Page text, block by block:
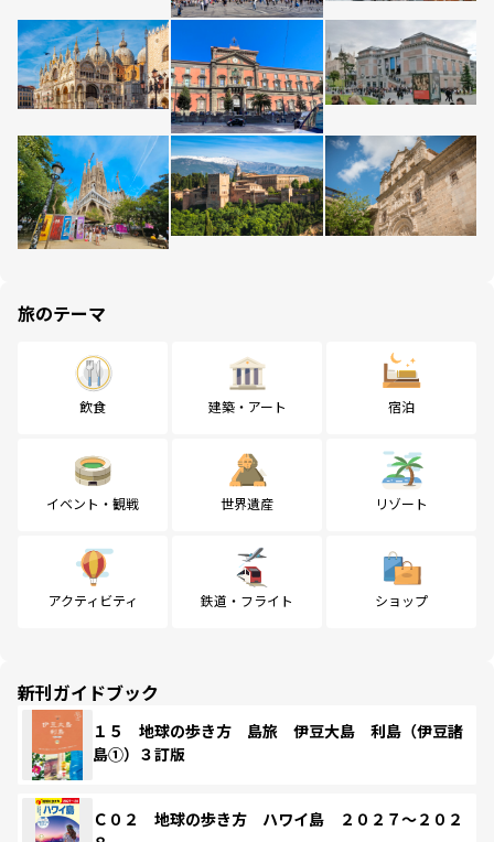
旅のテーマ
飲食 建築・アート 宿泊
イベント・観戦 世界遺産 リゾート
アクティビティ 鉄道・フライト ショップ
新刊ガイドブック
１５ 地球の歩き方 島旅 伊豆大島 利島（伊豆諸
島①）３訂版
Ｃ０２ 地球の歩き方 ハワイ島 ２０２７～２０２